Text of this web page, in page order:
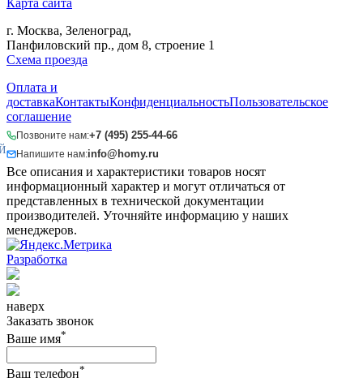
г. Москва, Зеленоград,
Панфиловский пр., дом 8, строение 1
Схема проезда
Оплата и
доставкаКонтактыКонфиденциальностьПользовательское
соглашение
Позвоните нам:+7 (495) 255-44-66
Напишите нам:info@homy.ru
Все описания и характеристики товаров носят
информационный характер и могут отличаться от
представленных в технической документации
производителей. Уточняйте информацию у наших
менеджеров.
Разработка
наверх
Заказать звонок
Ваше имя*
Ваш телефон*